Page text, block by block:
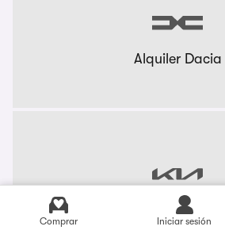
Comprar Iniciar sesión
Alquiler Dacia
Alquiler KIA